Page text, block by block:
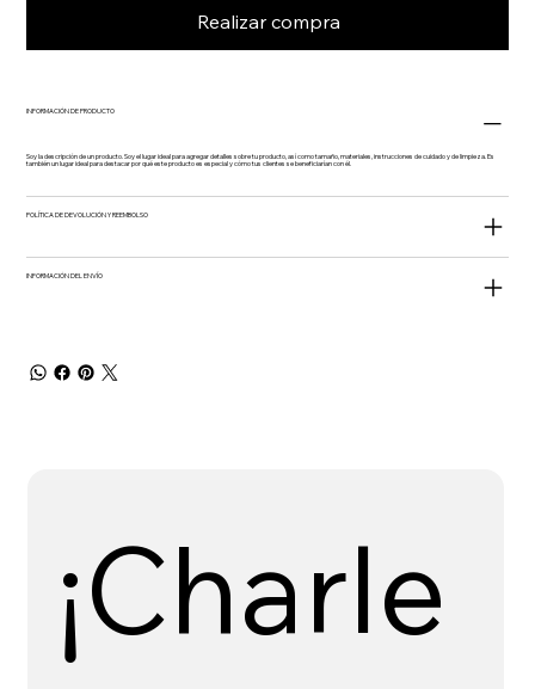
Realizar compra
INFORMACIÓN DE PRODUCTO
Soy la descripción de un producto. Soy el lugar ideal para agregar detalles sobre tu producto, así como tamaño, materiales, instrucciones de cuidado y de limpieza. Es
también un lugar ideal para destacar por qué este producto es especial y cómo tus clientes se beneficiarían con él.
POLÍTICA DE DEVOLUCIÓN Y REEMBOLSO
INFORMACIÓN DEL ENVÍO
¡Charle